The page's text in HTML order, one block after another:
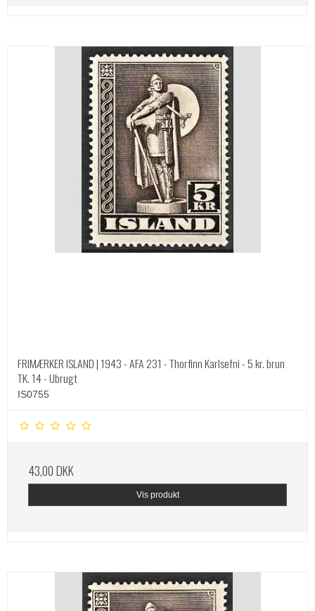
FRIMÆRKER ISLAND | 1943 - AFA 231 - Thorfinn Karlsefni - 5 kr. brun
TK. 14 - Ubrugt
IS0755
43,00 DKK
Vis produkt